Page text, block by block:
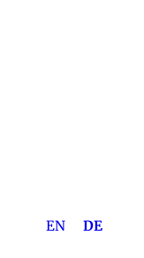
EN DE